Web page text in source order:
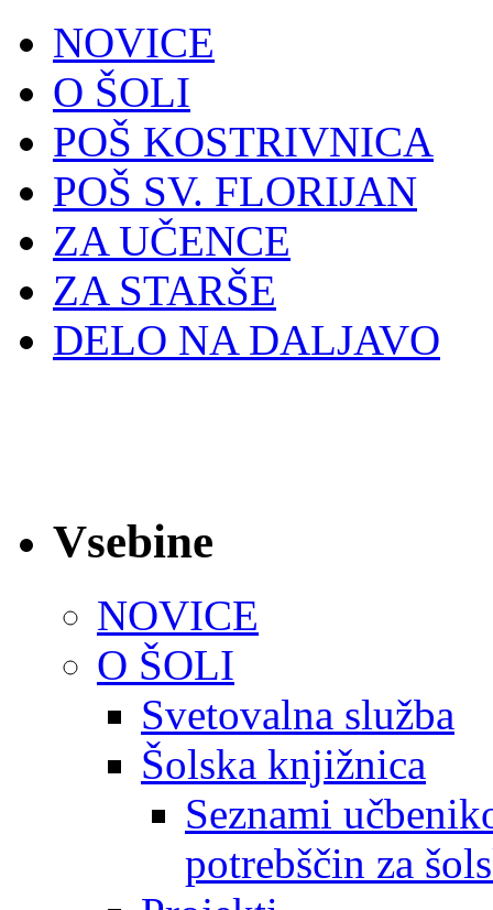
NOVICE
O ŠOLI
POŠ KOSTRIVNICA
POŠ SV. FLORIJAN
ZA UČENCE
ZA STARŠE
DELO NA DALJAVO
Vsebine
NOVICE
O ŠOLI
Svetovalna služba
Šolska knjižnica
Seznami
potrebščin za